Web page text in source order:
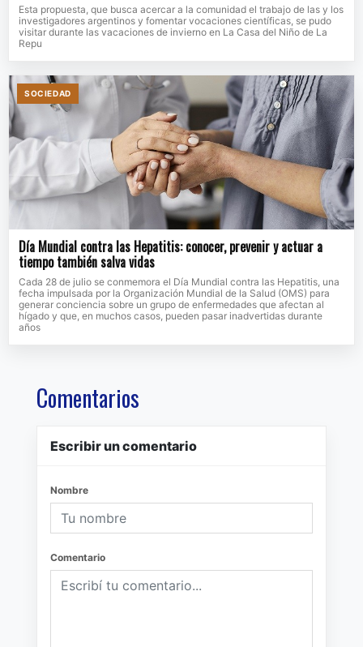
Esta propuesta, que busca acercar a la comunidad el trabajo de las y los
investigadores argentinos y fomentar vocaciones científicas, se pudo
visitar durante las vacaciones de invierno en La Casa del Niño de La
Repu
SOCIEDAD
Día Mundial contra las Hepatitis: conocer, prevenir y actuar a
tiempo también salva vidas
Cada 28 de julio se conmemora el Día Mundial contra las Hepatitis, una
fecha impulsada por la Organización Mundial de la Salud (OMS) para
generar conciencia sobre un grupo de enfermedades que afectan al
hígado y que, en muchos casos, pueden pasar inadvertidas durante
años
Comentarios
Escribir un comentario
Nombre
Comentario